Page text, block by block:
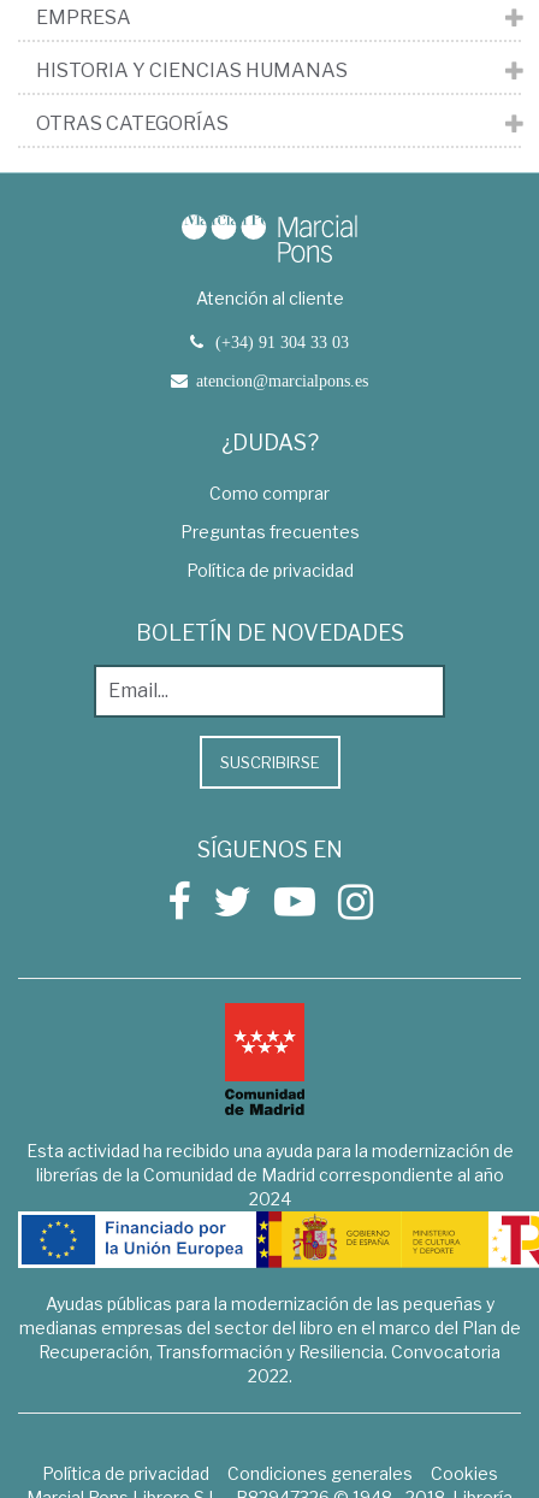
EMPRESA
HISTORIA Y CIENCIAS HUMANAS
OTRAS CATEGORÍAS
Atención al cliente
(+34) 91 304 33 03
atencion@marcialpons.es
¿DUDAS?
Como comprar
Preguntas frecuentes
Política de privacidad
BOLETÍN DE NOVEDADES
SUSCRIBIRSE
SÍGUENOS EN
Esta actividad ha recibido una ayuda para la modernización de
librerías de la Comunidad de Madrid correspondiente al año
2024
Ayudas públicas para la modernización de las pequeñas y
medianas empresas del sector del libro en el marco del Plan de
Recuperación, Transformación y Resiliencia. Convocatoria
2022.
Política de privacidad Condiciones generales
Cookies